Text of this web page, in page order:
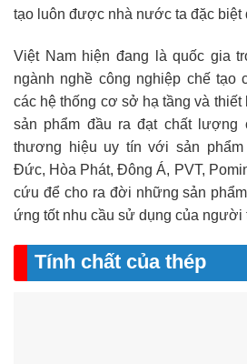
tạo luôn được nhà nước ta đặc biệt
Việt Nam hiện đang là quốc gia
ngành nghề công nghiệp chế tạo
các hệ thống cơ sở hạ tầng và thiết
sản phẩm đầu ra đạt chất lượng
thương hiệu uy tín với sản
Đức, Hòa Phát, Đông Á, PVT,
cứu để cho ra đời những sản
ứng tốt nhu cầu sử dụng của người
Tính chất của thép